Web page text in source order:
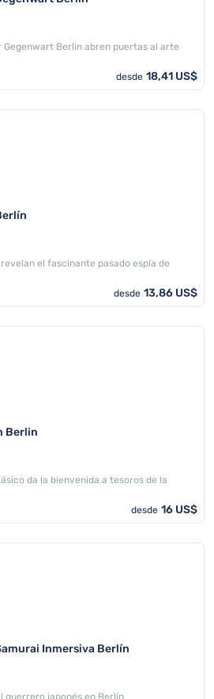
Gegenwart Berlin abren puertas al arte
desde 18,41 US$
el fascinante pasado espía de
desde 13,86 US$
Berlin
da la bienvenida a tesoros de la
desde 16 US$
Inmersiva Berlín
guerrero japonés en Berlín